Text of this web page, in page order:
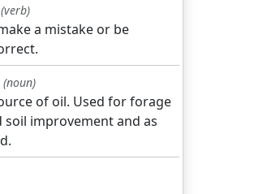
(verb)
a mistake or be
(noun)
of oil. Used for forage
soil improvement and as